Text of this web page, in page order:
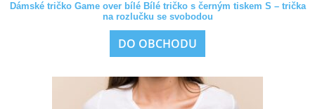
Dámské tričko Game over bílé Bílé tričko s černým tiskem S – trička
na rozlučku se svobodou
DO OBCHODU